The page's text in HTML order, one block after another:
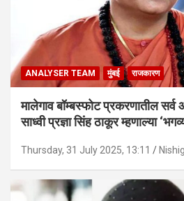
ANALYSER TEAM मुंबई राजकारण
मालेगाव बॉम्बस्फोट प्रकरणातील सर्व
साध्वी प्रज्ञा सिंह ठाकूर म्हणाल्या
Thursday, 31 July 2025, 13:11